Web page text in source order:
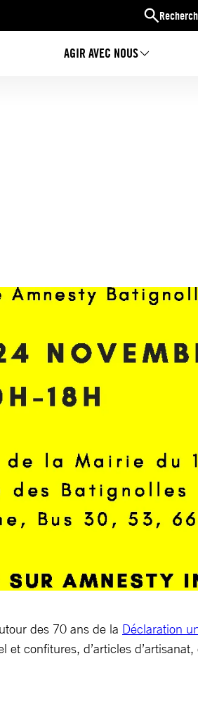
AGIR AVEC NOUS
des 70 ans de la Déclaration
confitures, d’articles